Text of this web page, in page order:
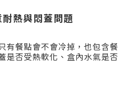
熱與悶蓋問題
有餐點會不會冷掉，也包含餐
是否受熱軟化、盒內水氣是否